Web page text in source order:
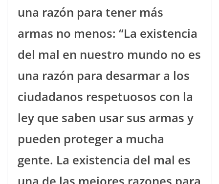
una razón para tener más
armas no menos: “La existencia
del mal en nuestro mundo no es
una razón para desarmar a los
ciudadanos respetuosos con la
ley que saben usar sus armas y
pueden proteger a mucha
gente. La existencia del mal es
una de las mejores razones para